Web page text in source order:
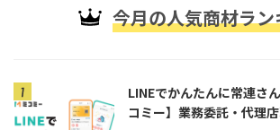
今月の人気商材ラン
LINEでかんたんに常連さ
コミー】業務委託・代理店